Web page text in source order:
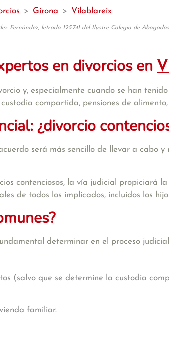
> Girona > Vilablareix
Fernández, letrado 125.741 del Ilustre Colegio de
en divorcios en
y, especialmente cuando se han
compartida, pensiones de
¿divorcio
será más sencillo de llevar a cabo
contenciosos, la vía judicial propiciará
de todos los implicados, incluidos los
determinar en el proceso
(salvo que se determine la custodia
familiar.